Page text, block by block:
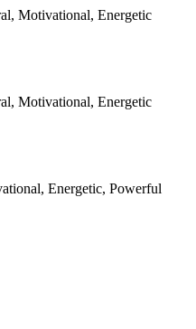
Motivational, Energetic
Motivational, Energetic
Energetic, Powerful